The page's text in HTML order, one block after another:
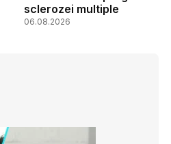
sclerozei multiple
06.08.2026